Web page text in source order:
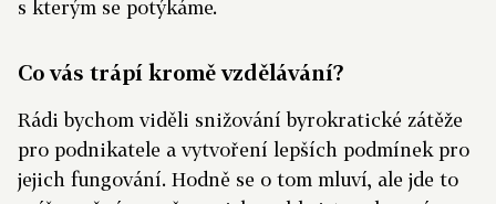
s kterým se potýkáme.
Co vás trápí kromě vzdělávání?
Rádi bychom viděli snižování byrokratické zátěže
pro podnikatele a vytvoření lepších podmínek pro
jejich fungování. Hodně se o tom mluví, ale jde to